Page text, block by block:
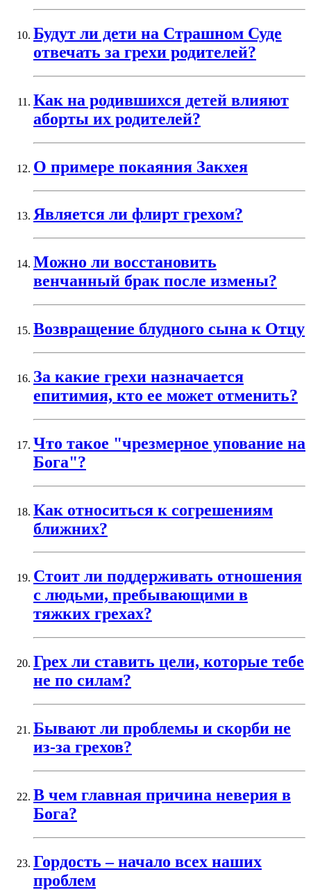
Будут ли дети на Страшном Суде
отвечать за грехи родителей?
Как на родившихся детей влияют
аборты их родителей?
О примере покаяния Закхея
Является ли флирт грехом?
Можно ли восстановить
венчанный брак после измены?
Возвращение блудного сына к Отцу
За какие грехи назначается
епитимия, кто ее может отменить?
Что такое "чрезмерное упование на
Бога"?
Как относиться к согрешениям
ближних?
Стоит ли поддерживать отношения
с людьми, пребывающими в
тяжких грехах?
Грех ли ставить цели, которые тебе
не по силам?
Бывают ли проблемы и скорби не
из-за грехов?
В чем главная причина неверия в
Бога?
Гордость – начало всех наших
проблем